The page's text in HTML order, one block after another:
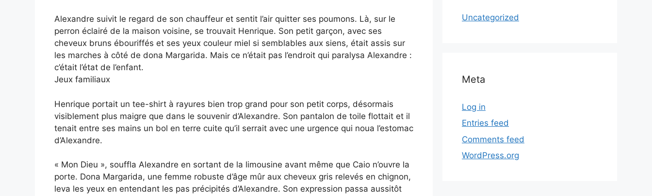
Alexandre suivit le regard de son chauffeur et sentit l’air quitter ses poumons. Là, sur le
perron éclairé de la maison voisine, se trouvait Henrique. Son petit garçon, avec ses
cheveux bruns ébouriffés et ses yeux couleur miel si semblables aux siens, était assis sur
les marches à côté de dona Margarida. Mais ce n’était pas l’endroit qui paralysa Alexandre :
c’était l’état de l’enfant.
Jeux familiaux
Henrique portait un tee-shirt à rayures bien trop grand pour son petit corps, désormais
visiblement plus maigre que dans le souvenir d’Alexandre. Son pantalon de toile flottait et il
tenait entre ses mains un bol en terre cuite qu’il serrait avec une urgence qui noua l’estomac
d’Alexandre.
« Mon Dieu », souffla Alexandre en sortant de la limousine avant même que Caio n’ouvre la
porte. Dona Margarida, une femme robuste d’âge mûr aux cheveux gris relevés en chignon,
leva les yeux en entendant les pas précipités d’Alexandre. Son expression passa aussitôt
Uncategorized
Meta
Log in
Entries feed
Comments feed
WordPress.org